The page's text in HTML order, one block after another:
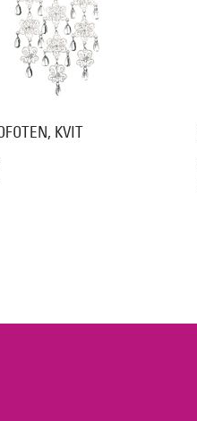
KVIT